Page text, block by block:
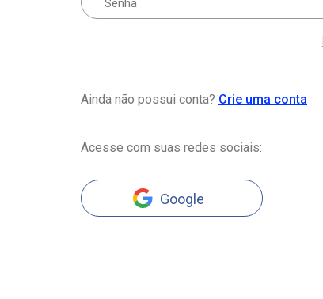
Ainda não possui conta? Crie uma conta
Acesse com suas redes sociais:
Google